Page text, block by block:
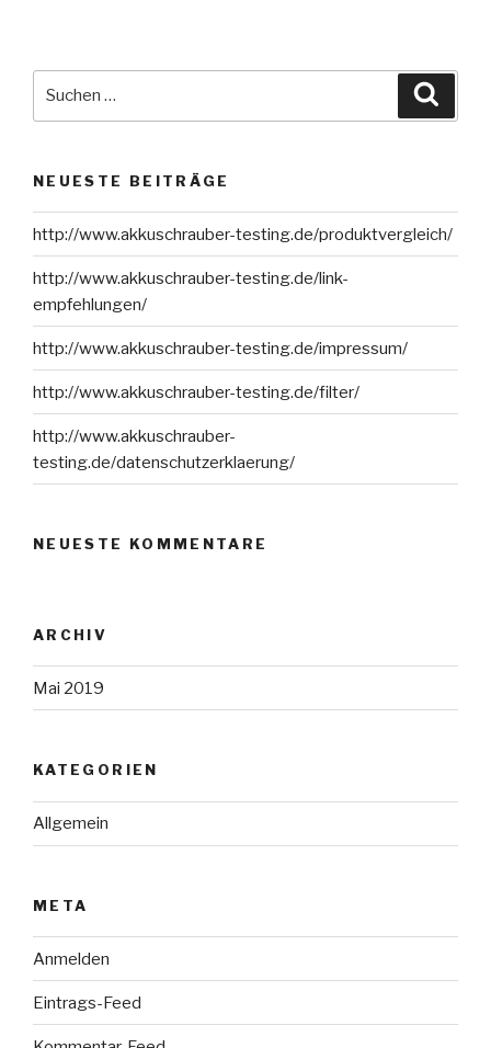
NEUESTE BEITRÄGE
http://www.akkuschrauber-testing.de/produktvergleich/
http://www.akkuschrauber-testing.de/link-
empfehlungen/
http://www.akkuschrauber-testing.de/impressum/
http://www.akkuschrauber-testing.de/filter/
http://www.akkuschrauber-
testing.de/datenschutzerklaerung/
NEUESTE KOMMENTARE
ARCHIV
Mai 2019
KATEGORIEN
Allgemein
META
Anmelden
Eintrags-Feed